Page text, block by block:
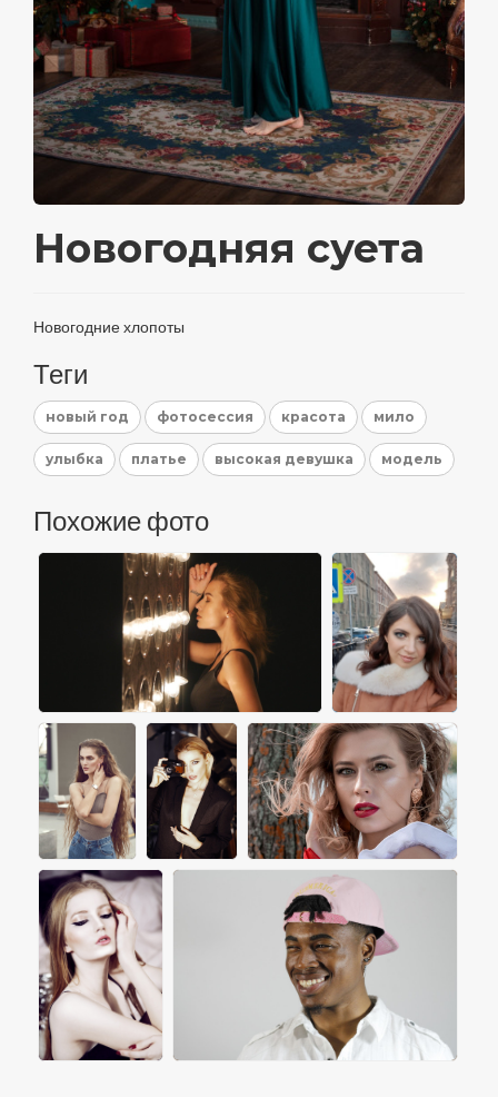
Новогодняя суета
Новогодние хлопоты
Теги
новый год фотосессия красота мило
улыбка платье высокая девушка модель
Похожие фото